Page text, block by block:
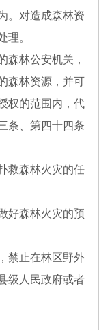
。对造成森林资
理。
林公安机关，
森林资源，并可
权的范围内，代
条、第四十四条
救森林火灾的任
好森林火灾的预
禁止在林区野外
级人民政府或者